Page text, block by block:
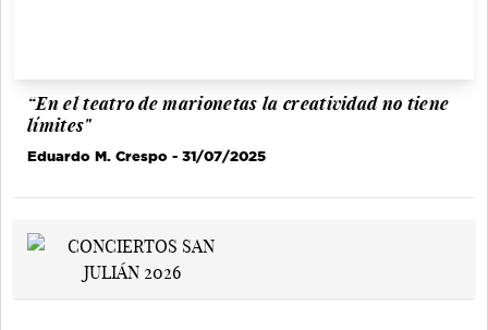
“En el teatro de marionetas la creatividad no tiene
límites"
Eduardo M. Crespo - 31/07/2025